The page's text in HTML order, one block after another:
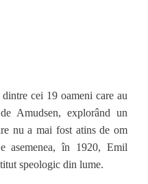
cei 19 oameni care au
Amudsen, explorând un
nu a mai fost atins de om
asemenea, în 1920, Emil
speologic din lume.